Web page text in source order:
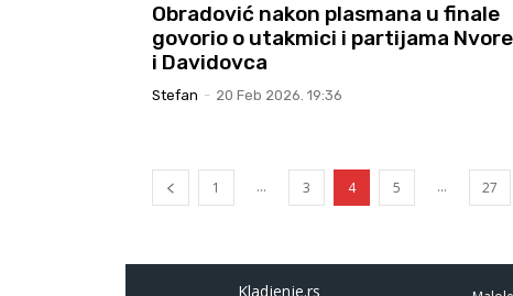
Obradović nakon plasmana u finale
govorio o utakmici i partijama Nvore
i Davidovca
Stefan - 20 Feb 2026. 19:36
1 ... 3 4 5 ... 27
Kladjenje.rs